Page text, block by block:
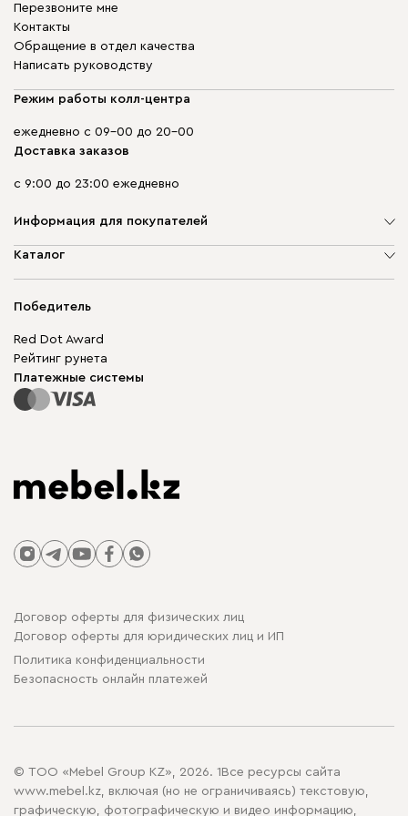
Перезвоните мне
Контакты
Обращение в отдел качества
Написать руководству
Режим работы колл-центра
ежедневно с 09-00 до 20-00
Доставка заказов
с 9:00 до 23:00 ежедневно
Информация для покупателей
О компании
Гарантия
Карта сайта
Каталог
Корпусная мебель
Модульная мебель
Столы и стулья
Победитель
Red Dot Award
Рейтинг рунета
Платежные системы
Договор оферты для физических лиц
Договор оферты для юридических лиц и ИП
Политика конфиденциальности
Безопасность онлайн платежей
© ТОО «Mebel Group KZ», 2026. 1Все ресурсы сайта
www.mebel.kz, включая (но не ограничиваясь) текстовую,
графическую, фотографическую и видео информацию,